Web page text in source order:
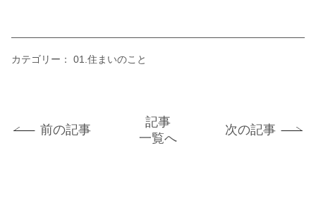
カテゴリー： 01.住まいのこと
前の記事
記事
一覧へ
次の記事